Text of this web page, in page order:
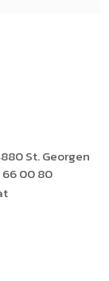
St. Georgen
66 00 80